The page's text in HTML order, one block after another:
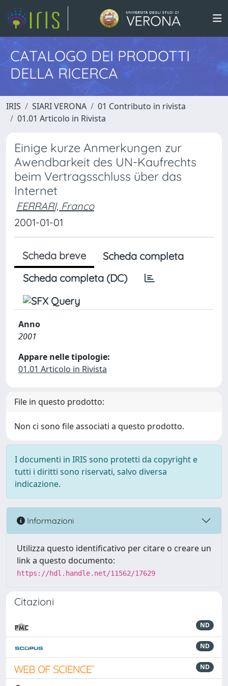
CATALOGO DEI PRODOTTI
DELLA RICERCA
IRIS SIARI VERONA
01 Contributo in rivista
01.01 Articolo in Rivista
Einige kurze Anmerkungen zur
Awendbarkeit des UN-Kaufrechts
beim Vertragsschluss über das
Internet
FERRARI, Franco
2001-01-01
Scheda breve
Scheda completa
Scheda completa (DC)
Anno
2001
Appare nelle tipologie:
01.01 Articolo in Rivista
File in questo prodotto:
Non ci sono file associati a questo prodotto.
I documenti in IRIS sono protetti da copyright e
tutti i diritti sono riservati, salvo diversa
indicazione.
Informazioni
Utilizza questo identificativo per citare o creare un
link a questo documento:
https://hdl.handle.net/11562/17629
Citazioni
ND
ND
ND